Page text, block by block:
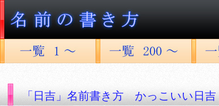
「日吉」名前書き方 かっこいい日吉